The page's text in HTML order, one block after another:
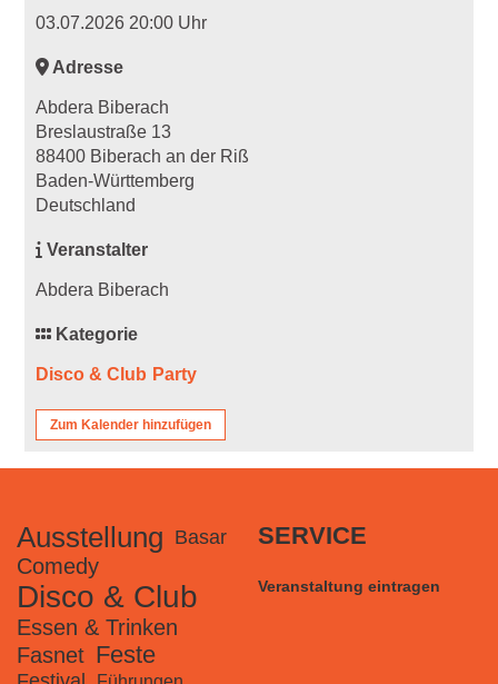
03.07.2026 20:00 Uhr
Adresse
Abdera Biberach
Breslaustraße 13
88400 Biberach an der Riß
Baden-Württemberg
Deutschland
Veranstalter
Abdera Biberach
Kategorie
Disco & Club Party
Zum Kalender hinzufügen
Ausstellung Basar
Comedy
Disco & Club
Essen & Trinken
Fasnet Feste
SERVICE
Veranstaltung eintragen